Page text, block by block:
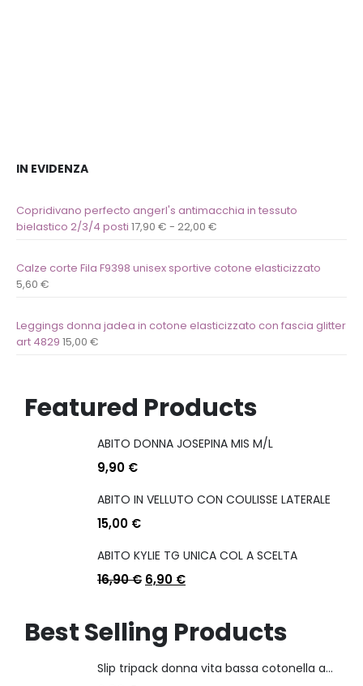
IN EVIDENZA
Copridivano perfecto angerl's antimacchia in tessuto
bielastico 2/3/4 posti 17,90 € - 22,00 €
Calze corte Fila F9398 unisex sportive cotone elasticizzato
5,60 €
Leggings donna jadea in cotone elasticizzato con fascia glitter
art 4829 15,00 €
Featured Products
ABITO DONNA JOSEPINA MIS M/L
9,90 €
ABITO IN VELLUTO CON COULISSE LATERALE
15,00 €
ABITO KYLIE TG UNICA COL A SCELTA
16,90€ 6,90 €
Best Selling Products
Slip tripack donna vita bassa cotonella art 3165 in cotone elasticizzato